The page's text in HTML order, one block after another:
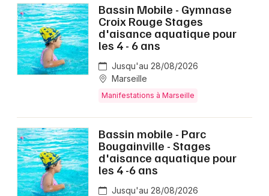
Bassin Mobile - Gymnase
Croix Rouge Stages
d'aisance aquatique pour
les 4 - 6 ans
Jusqu'au 28/08/2026
Marseille
Manifestations à Marseille
Bassin mobile - Parc
Bougainville - Stages
d'aisance aquatique pour
les 4 -6 ans
Jusqu'au 28/08/2026